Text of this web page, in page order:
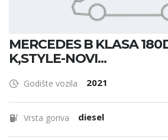
MERCEDES B KLASA
K,STYLE-NOVI...
Godište vozila 2021
Vrsta goriva diesel